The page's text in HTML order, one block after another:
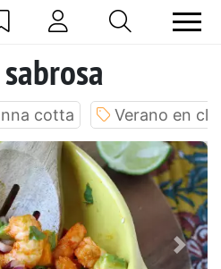
cotta Verano en
Next